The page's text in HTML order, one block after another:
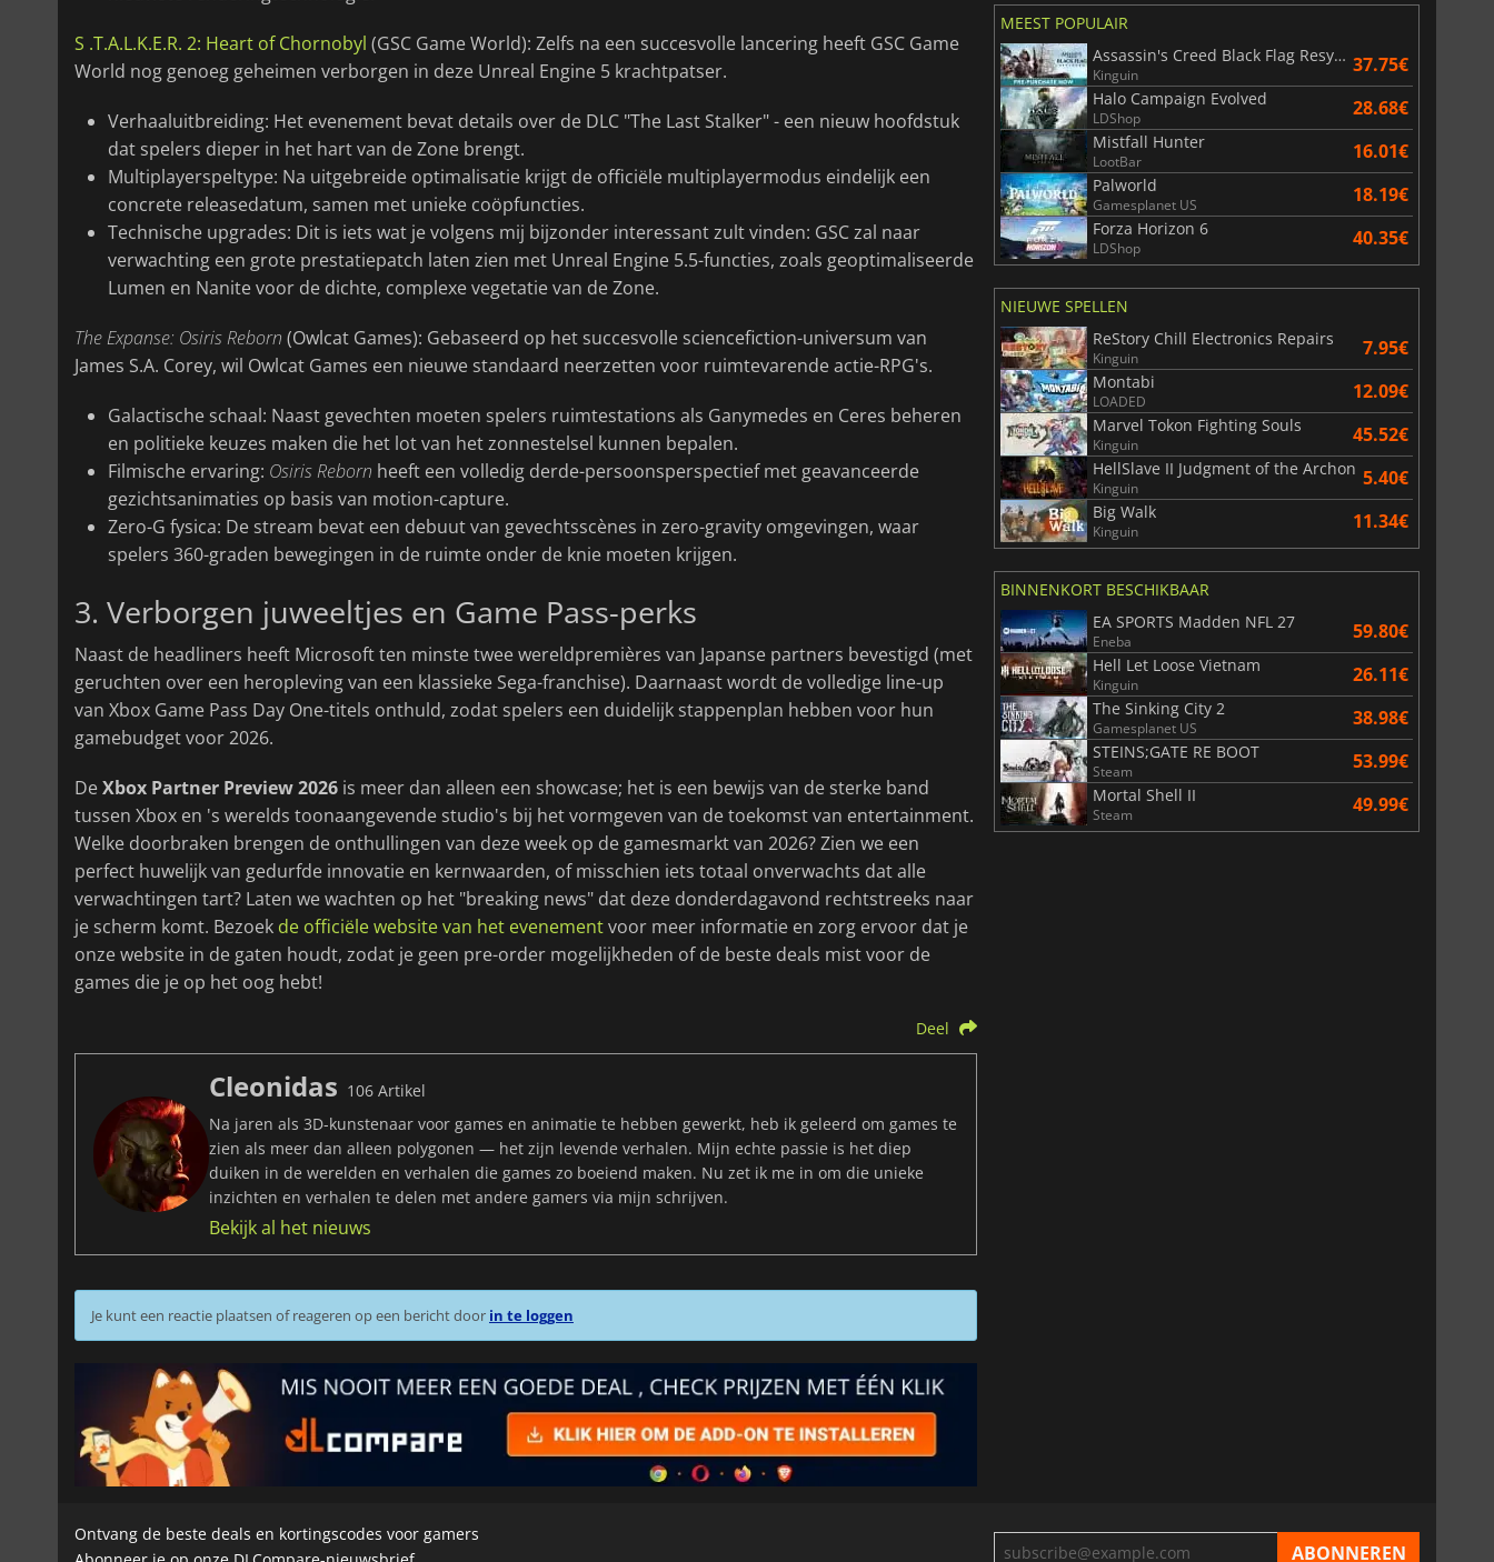
S .T.A.L.K.E.R. 2: Heart of Chornobyl (GSC Game World): Zelfs na een succesvolle lancering heeft GSC Game
World nog genoeg geheimen verborgen in deze Unreal Engine 5 krachtpatser.
Verhaaluitbreiding: Het evenement bevat details over de DLC "The Last Stalker" - een nieuw hoofdstuk
dat spelers dieper in het hart van de Zone brengt.
Multiplayerspeltype: Na uitgebreide optimalisatie krijgt de officiële multiplayermodus eindelijk een
concrete releasedatum, samen met unieke coöpfuncties.
Technische upgrades: Dit is iets wat je volgens mij bijzonder interessant zult vinden: GSC zal naar
verwachting een grote prestatiepatch laten zien met Unreal Engine 5.5-functies, zoals geoptimaliseerde
Lumen en Nanite voor de dichte, complexe vegetatie van de Zone.
The Expanse: Osiris Reborn (Owlcat Games): Gebaseerd op het succesvolle sciencefiction-universum van
James S.A. Corey, wil Owlcat Games een nieuwe standaard neerzetten voor ruimtevarende actie-RPG's.
Galactische schaal: Naast gevechten moeten spelers ruimtestations als Ganymedes en Ceres beheren
en politieke keuzes maken die het lot van het zonnestelsel kunnen bepalen.
Filmische ervaring: Osiris Reborn heeft een volledig derde-persoonsperspectief met geavanceerde
gezichtsanimaties op basis van motion-capture.
Zero-G fysica: De stream bevat een debuut van gevechtsscènes in zero-gravity omgevingen, waar
spelers 360-graden bewegingen in de ruimte onder de knie moeten krijgen.
3. Verborgen juweeltjes en Game Pass-perks
Naast de headliners heeft Microsoft ten minste twee wereldpremières van Japanse partners bevestigd (met
geruchten over een heropleving van een klassieke Sega-franchise). Daarnaast wordt de volledige line-up
van Xbox Game Pass Day One-titels onthuld, zodat spelers een duidelijk stappenplan hebben voor hun
gamebudget voor 2026.
DeXbox Partner Preview 2026 is meer dan alleen een showcase; het is een bewijs van de sterke band
tussen Xbox en 's werelds toonaangevende studio's bij het vormgeven van de toekomst van entertainment.
Welke doorbraken brengen de onthullingen van deze week op de gamesmarkt van 2026? Zien we een
perfect huwelijk van gedurfde innovatie en kernwaarden, of misschien iets totaal onverwachts dat alle
verwachtingen tart? Laten we wachten op het "breaking news" dat deze donderdagavond rechtstreeks naar
je scherm komt. Bezoek de officiële website van het evenementvoor meer informatie en zorg ervoor dat je
onze website in de gaten houdt, zodat je geen pre-order mogelijkheden of de beste deals mist voor de
games die je op het oog hebt!
Deel
Cleonidas 106 Artikel
Na jaren als 3D-kunstenaar voor games en animatie te hebben gewerkt, heb ik geleerd om games te
zien als meer dan alleen polygonen — het zijn levende verhalen. Mijn echte passie is het diep
duiken in de werelden en verhalen die games zo boeiend maken. Nu zet ik me in om die unieke
inzichten en verhalen te delen met andere gamers via mijn schrijven.
Bekijk al het nieuws
Je kunt een reactie plaatsen of reageren op een bericht door in te loggen
MEEST POPULAIR
Assassin's Creed Black Flag Resynced
Kinguin 37.75€
Halo Campaign Evolved
LDShop 28.68€
Mistfall Hunter
LootBar 16.01€
Palworld
Gamesplanet US 18.19€
Forza Horizon 6
LDShop 40.35€
NIEUWE SPELLEN
ReStory Chill Electronics Repairs
Kinguin 7.95€
Montabi
LOADED 12.09€
Marvel Tokon Fighting Souls
Kinguin 45.52€
HellSlave II Judgment of the Archon
Kinguin 5.40€
Big Walk
Kinguin 11.34€
BINNENKORT BESCHIKBAAR
EA SPORTS Madden NFL 27
Eneba 59.80€
Hell Let Loose Vietnam
Kinguin 26.11€
The Sinking City 2
Gamesplanet US 38.98€
STEINS;GATE RE BOOT
Steam 53.99€
Mortal Shell II
Steam 49.99€
Ontvang de beste deals en kortingscodes voor gamers